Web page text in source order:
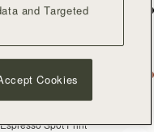
加
Mini
加
Spot Print
and Targeted
Cookies